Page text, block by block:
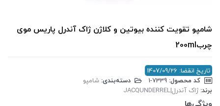
شامپو تقویت کننده بیوتین و کلاژن ژاک آندرل پاریس موی
چرب200ml
تاریخ انقضا: 1407/09/26
کد محصول:
دسته‌بندی: شامپو
برند: ژاک آندرل|JACQUNDERREL